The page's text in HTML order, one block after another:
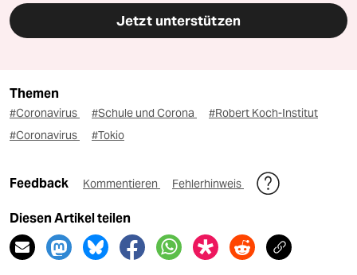
Jetzt unterstützen
Themen
#Coronavirus #Schule und Corona
#Robert Koch-Institut
#Coronavirus
#Tokio
Feedback Kommentieren Fehlerhinweis
Diesen Artikel teilen